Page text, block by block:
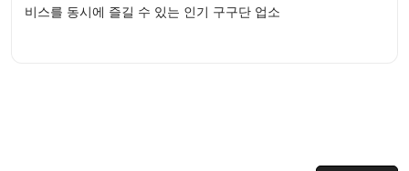
비스를 동시에 즐길 수 있는 인기 구구단 업소